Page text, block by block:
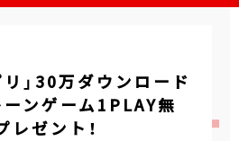
リ」30万ダウンロード
ーンゲーム1PLAY無
ゼント！